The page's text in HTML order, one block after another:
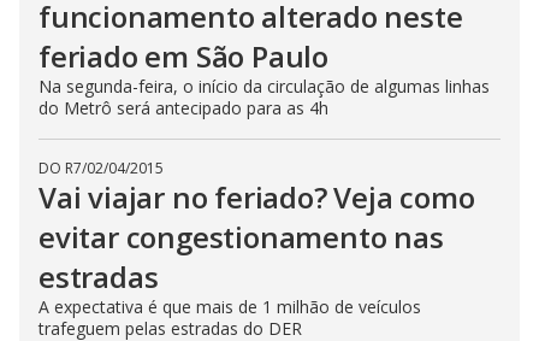
funcionamento alterado neste
feriado em São Paulo
Na segunda-feira, o início da circulação de algumas linhas
do Metrô será antecipado para as 4h
DO R7/02/04/2015
Vai viajar no feriado? Veja como
evitar congestionamento nas
estradas
A expectativa é que mais de 1 milhão de veículos
trafeguem pelas estradas do DER